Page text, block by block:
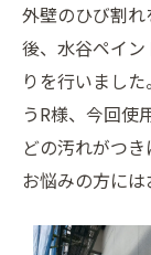
外壁のひび割
後、水谷ペイ
りを行いまし
うR様、今回使
どの汚れがつ
お悩みの方には